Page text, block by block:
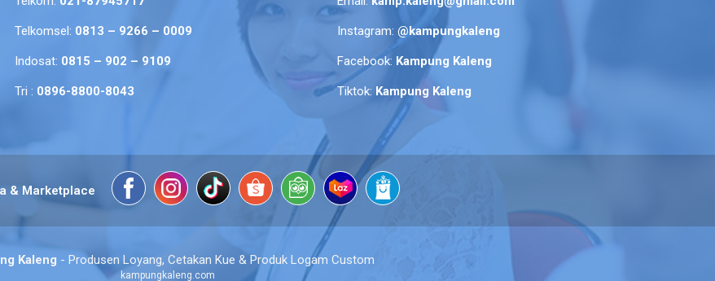
Telkomsel: 0813 – 9266 – 0009
Indosat: 0815 – 902 – 9109
Tri : 0896-8800-8043
Instagram:@kampungkaleng
Facebook: Kampung Kaleng
Tiktok: Kampung Kaleng
& Marketplace
Kaleng - Produsen Loyang, Cetakan Kue & Produk Logam Custom
kampungkaleng.com